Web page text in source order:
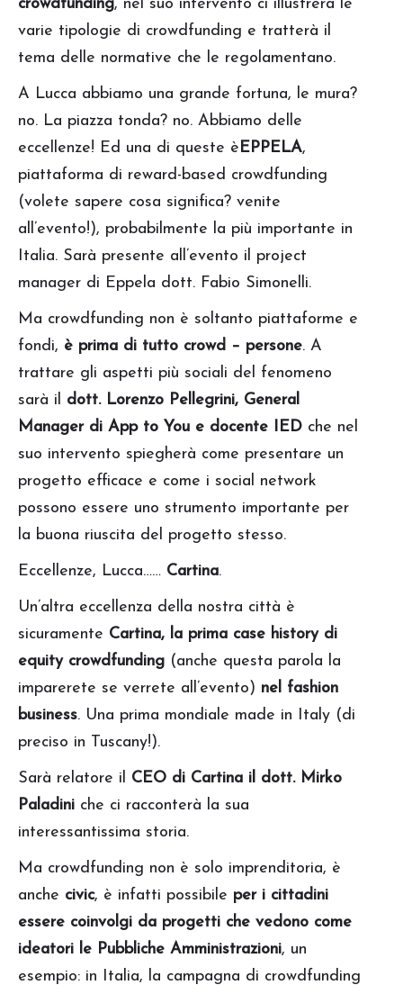
crowdfunding, nel suo intervento ci illustrerà le
varie tipologie di crowdfunding e tratterà il
tema delle normative che le regolamentano.
A Lucca abbiamo una grande fortuna, le mura?
no. La piazza tonda? no. Abbiamo delle
eccellenze! Ed una di queste èEPPELA,
piattaforma di reward-based crowdfunding
(volete sapere cosa significa? venite
all’evento!), probabilmente la più importante in
Italia. Sarà presente all’evento il project
manager di Eppela dott. Fabio Simonelli.
Ma crowdfunding non è soltanto piattaforme e
fondi, è prima di tutto crowd – persone. A
trattare gli aspetti più sociali del fenomeno
sarà il dott. Lorenzo Pellegrini, General
Manager di App to You e docente IED che nel
suo intervento spiegherà come presentare un
progetto efficace e come i social network
possono essere uno strumento importante per
la buona riuscita del progetto stesso.
Eccellenze, Lucca…… Cartina.
Un’altra eccellenza della nostra città è
sicuramente Cartina, la prima case history di
equity crowdfunding (anche questa parola la
imparerete se verrete all’evento) nel fashion
business. Una prima mondiale made in Italy (di
preciso in Tuscany!).
Sarà relatore il CEO di Cartina il dott. Mirko
Paladini che ci racconterà la sua
interessantissima storia.
Ma crowdfunding non è solo imprenditoria, è
anche civic, è infatti possibile per i cittadini
essere coinvolgi da progetti che vedono come
ideatori le Pubbliche Amministrazioni, un
esempio: in Italia, la campagna di crowdfunding